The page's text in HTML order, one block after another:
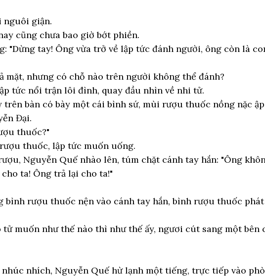
nguôi giận.
cũng chưa bao giờ bớt phiền.
"Dừng tay! Ông vừa trở về lập tức đánh người, ông còn là
nhưng có chỗ nào trên người không thể đánh?
tức nổi trận lôi đình, quay đầu nhìn về nhi tử.
bàn có bày một cái bình sứ, mùi rượu thuốc nồng nặc ập
Đại.
thuốc?"
thuốc, lập tức muốn uống.
Nguyễn Quế nhào lên, túm chặt cánh tay hắn: "Ông
ta! Ông trả lại cho ta!"
bình rượu thuốc nện vào cánh tay hắn, bình rượu thuốc
muốn như thế nào thì như thế ấy, ngươi cút sang một bên
nhích, Nguyễn Quế hừ lạnh một tiếng, trực tiếp vào